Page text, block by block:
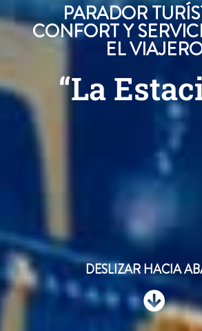
PARADOR
CONFORT Y
EL
“La
DESLIZAR HACIA